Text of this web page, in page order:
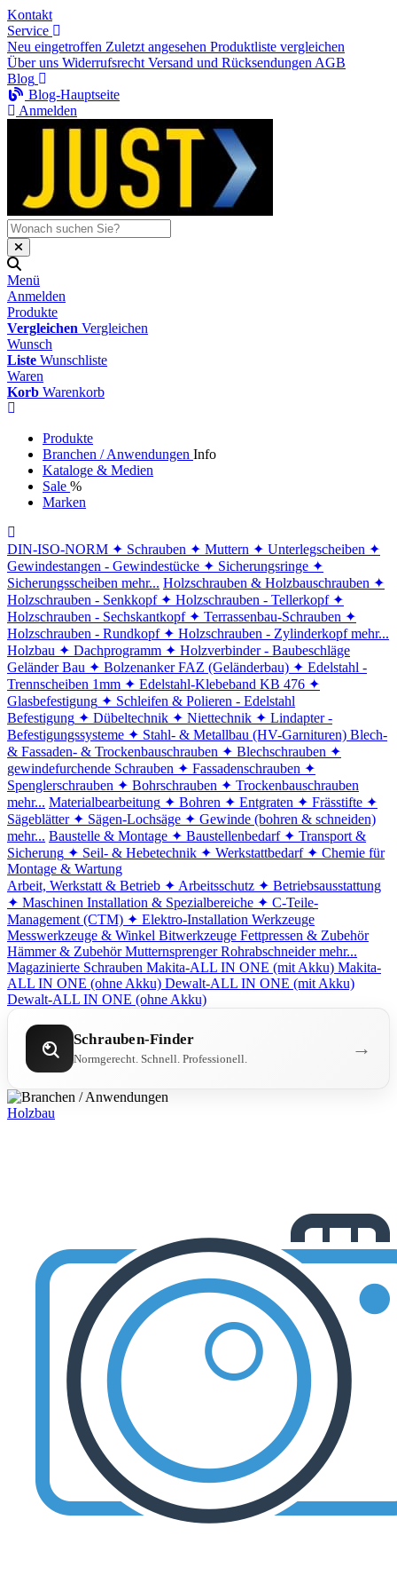
Kontakt
Service
Neu eingetroffen Zuletzt angesehen Produktliste vergleichen
Über uns Widerrufsrecht Versand und Rücksendungen AGB
Blog
Blog-Hauptseite
Anmelden
Menü
Anmelden
Produkte
Vergleichen Vergleichen
Wunsch
Liste Wunschliste
Waren
Korb Warenkorb
Produkte
Branchen / Anwendungen Info
Kataloge & Medien
Sale %
Marken
DIN-ISO-NORM ✦ Schrauben ✦ Muttern ✦ Unterlegscheiben ✦
Gewindestangen - Gewindestücke ✦ Sicherungsringe ✦
Sicherungsscheiben mehr... Holzschrauben & Holzbauschrauben ✦
Holzschrauben - Senkkopf ✦ Holzschrauben - Tellerkopf ✦
Holzschrauben - Sechskantkopf ✦ Terrassenbau-Schrauben ✦
Holzschrauben - Rundkopf ✦ Holzschrauben - Zylinderkopf mehr...
Holzbau ✦ Dachprogramm ✦ Holzverbinder - Baubeschläge
Geländer Bau ✦ Bolzenanker FAZ (Geländerbau) ✦ Edelstahl -
Trennscheiben 1mm ✦ Edelstahl-Klebeband KB 476 ✦
Glasbefestigung ✦ Schleifen & Polieren - Edelstahl
Befestigung ✦ Dübeltechnik ✦ Niettechnik ✦ Lindapter -
Befestigungssysteme ✦ Stahl- & Metallbau (HV-Garnituren) Blech-
& Fassaden- & Trockenbauschrauben ✦ Blechschrauben ✦
gewindefurchende Schrauben ✦ Fassadenschrauben ✦
Spenglerschrauben ✦ Bohrschrauben ✦ Trockenbauschrauben
mehr... Materialbearbeitung ✦ Bohren ✦ Entgraten ✦ Frässtifte ✦
Sägeblätter ✦ Sägen-Lochsäge ✦ Gewinde (bohren & schneiden)
mehr... Baustelle & Montage ✦ Baustellenbedarf ✦ Transport &
Sicherung ✦ Seil- & Hebetechnik ✦ Werkstattbedarf ✦ Chemie für
Montage & Wartung
Arbeit, Werkstatt & Betrieb ✦ Arbeitsschutz ✦ Betriebsausstattung
✦ Maschinen Installation & Spezialbereiche ✦ C-Teile-
Management (CTM) ✦ Elektro-Installation Werkzeuge
Messwerkzeuge & Winkel Bitwerkzeuge Fettpressen & Zubehör
Hämmer & Zubehör Mutternsprenger Rohrabschneider mehr...
Magazinierte Schrauben Makita-ALL IN ONE (mit Akku) Makita-
ALL IN ONE (ohne Akku) Dewalt-ALL IN ONE (mit Akku)
Dewalt-ALL IN ONE (ohne Akku)
Schrauben-Finder
Normgerecht. Schnell. Professionell. →
Holzbau